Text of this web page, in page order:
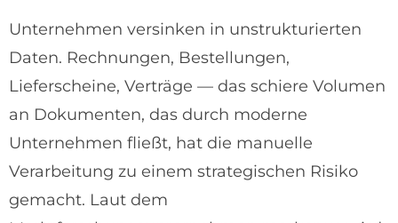
Unternehmen versinken in unstrukturierten
Daten. Rechnungen, Bestellungen,
Lieferscheine, Verträge — das schiere Volumen
an Dokumenten, das durch moderne
Unternehmen fließt, hat die manuelle
Verarbeitung zu einem strategischen Risiko
gemacht. Laut dem